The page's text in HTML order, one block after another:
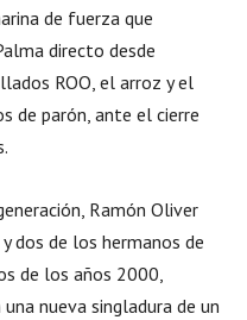
de fuerza que
directo desde
ROO, el arroz y el
de parón, ante el cierre
Ramón Oliver
dos de los hermanos de
de los años 2000,
nueva singladura de un